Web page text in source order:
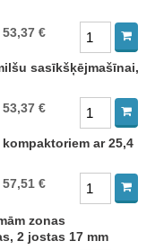
53,37 €
sasīkšķējmašīnai,
53,37 €
kompaktoriem ar 25,4
57,51 €
zonas
2 jostas 17 mm